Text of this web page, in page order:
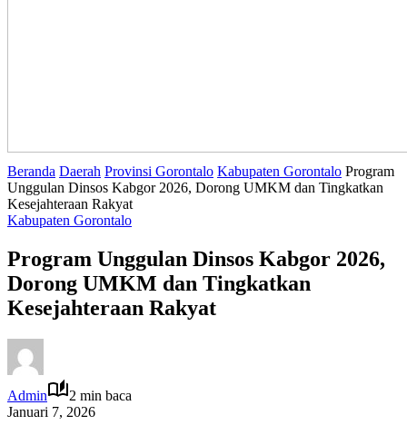
Beranda Daerah Provinsi Gorontalo Kabupaten Gorontalo Program
Unggulan Dinsos Kabgor 2026, Dorong UMKM dan Tingkatkan
Kesejahteraan Rakyat
Kabupaten Gorontalo
Program Unggulan Dinsos Kabgor 2026,
Dorong UMKM dan Tingkatkan
Kesejahteraan Rakyat
Admin
2 min baca
Januari 7, 2026